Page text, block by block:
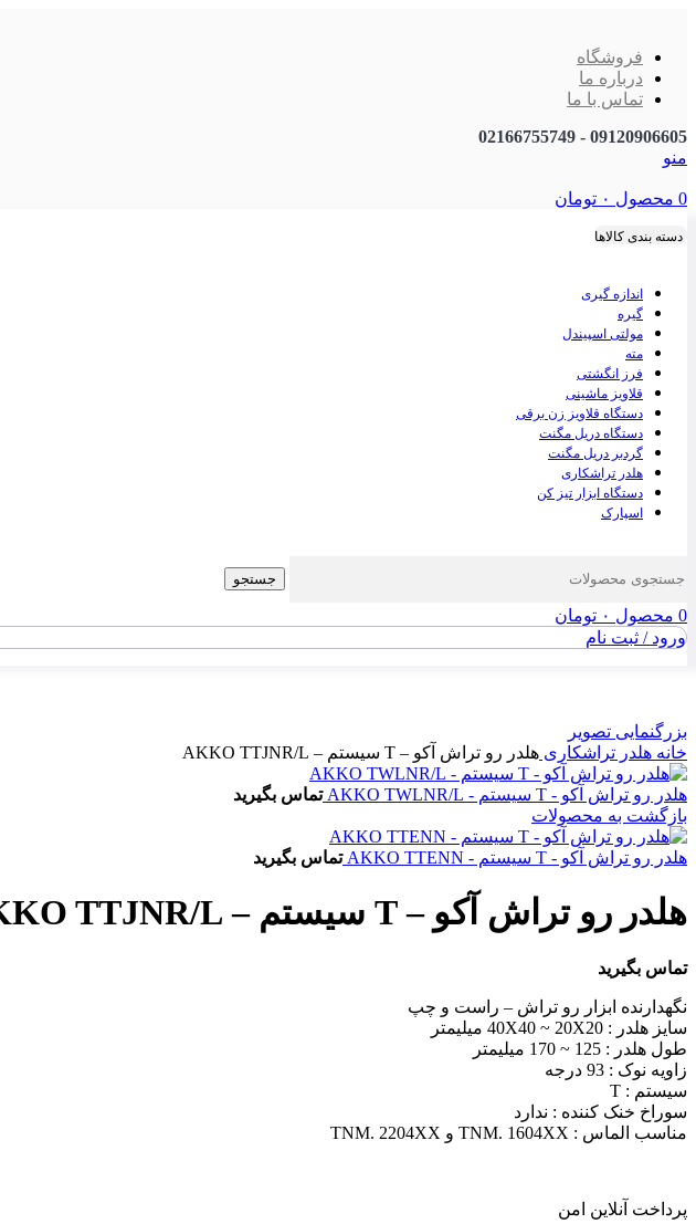
فروشگاه
درباره ما
تماس با ما
09120906605 - 02166755749
منو
0 محصول ۰ تومان
دسته بندی کالاها
اندازه گیری
گیره
مولتی اسپیندل
مته
فرز انگشتی
قلاویز ماشینی
دستگاه قلاویز زن برقی
دستگاه دریل مگنت
گردبر دریل مگنت
هلدر تراشکاری
دستگاه ابزار تیز کن
اسپارک
جستجو
0 محصول ۰ تومان
ورود / ثبت نام
بزرگنمایی تصویر
خانه هلدر تراشکاری هلدر رو تراش آکو – T سیستم – AKKO TTJNR/L
هلدر رو تراش آکو - T سیستم - AKKO TWLNR/L
تماس بگیرید
بازگشت به محصولات
هلدر رو تراش آکو - T سیستم - AKKO TTENN تماس بگیرید
هلدر رو تراش آکو – T سیستم – AKKO TTJNR/L
تماس بگیرید
نگهدارنده ابزار رو تراش – راست و چپ
سایز هلدر : 40X40 ~ 20X20 میلیمتر
طول هلدر : 125 ~ 170 میلیمتر
زاویه نوک : 93 درجه
سیستم : T
سوراخ خنک کننده : ندارد
مناسب الماس : TNM. 1604XX و TNM. 2204XX
پرداخت آنلاین امن